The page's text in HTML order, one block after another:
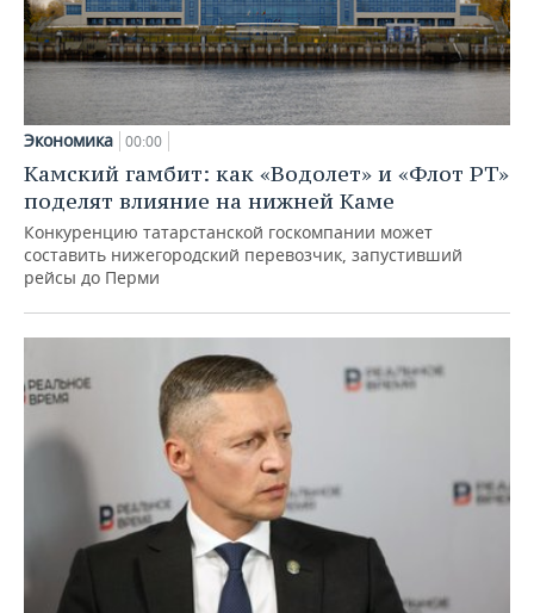
Экономика 00:00
Камский гамбит: как «Водолет» и «Флот РТ»
поделят влияние на нижней Каме
Конкуренцию татарстанской госкомпании может
составить нижегородский перевозчик, запустивший
рейсы до Перми